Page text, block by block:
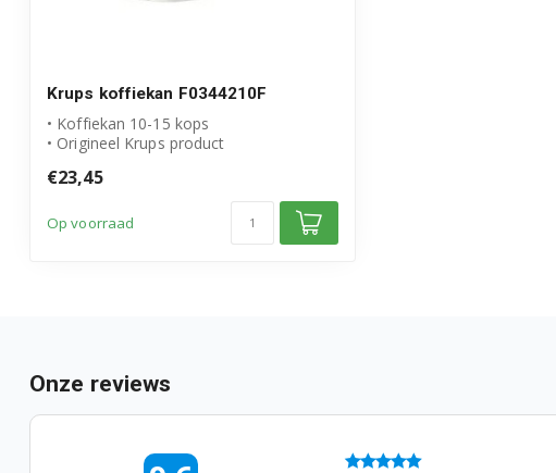
F1317699 (B)
F1318310 (B)
F1318399 (B)
F1334210 (B)
F1337638 (B)
Krups koffiekan F0344210F
• Koffiekan 10-15 kops
• Origineel Krups product
€23,45
Op voorraad
Onze reviews
06-08-2026 09:10